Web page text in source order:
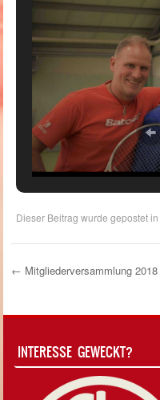
Dieser Beitrag wurde gepostet in
← Mitgliederversammlung 2018
INTERESSE GEWECKT?